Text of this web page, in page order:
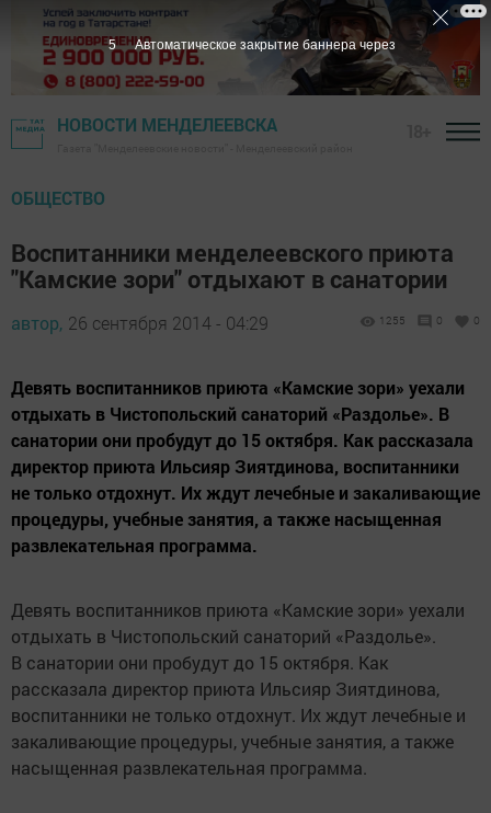
НОВОСТИ МЕНДЕЛЕЕВСКА
ОБЩЕСТВО
Воспитанники менделеевского приюта
"Камские зори" отдыхают в санатории
автор, 26 сентября 2014 - 04:29 1255 0 0
Девять воспитанников приюта «Камские зори» уехали
отдыхать в Чистопольский санаторий «Раздолье». В
санатории они пробудут до 15 октября. Как рассказала
директор приюта Ильсияр Зиятдинова, воспитанники
не только отдохнут. Их ждут лечебные и закаливающие
процедуры, учебные занятия, а также насыщенная
развлекательная программа.
Девять воспитанников приюта «Камские зори» уехали
отдыхать в Чистопольский санаторий «Раздолье».
В санатории они пробудут до 15 октября. Как
рассказала директор приюта Ильсияр Зиятдинова,
воспитанники не только отдохнут. Их ждут лечебные и
закаливающие процедуры, учебные занятия, а также
насыщенная развлекательная программа.
4 Автоматическое закрытие баннера через